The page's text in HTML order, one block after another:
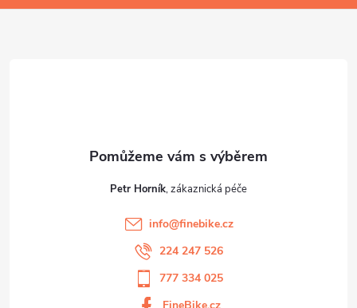
a
Petr Horník
info@finebike.cz
224 247 526
777 334 025